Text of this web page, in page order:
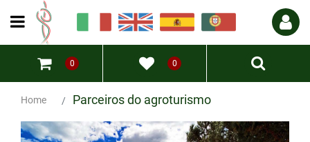
Open menu
0 0
Home Parceiros do agroturismo